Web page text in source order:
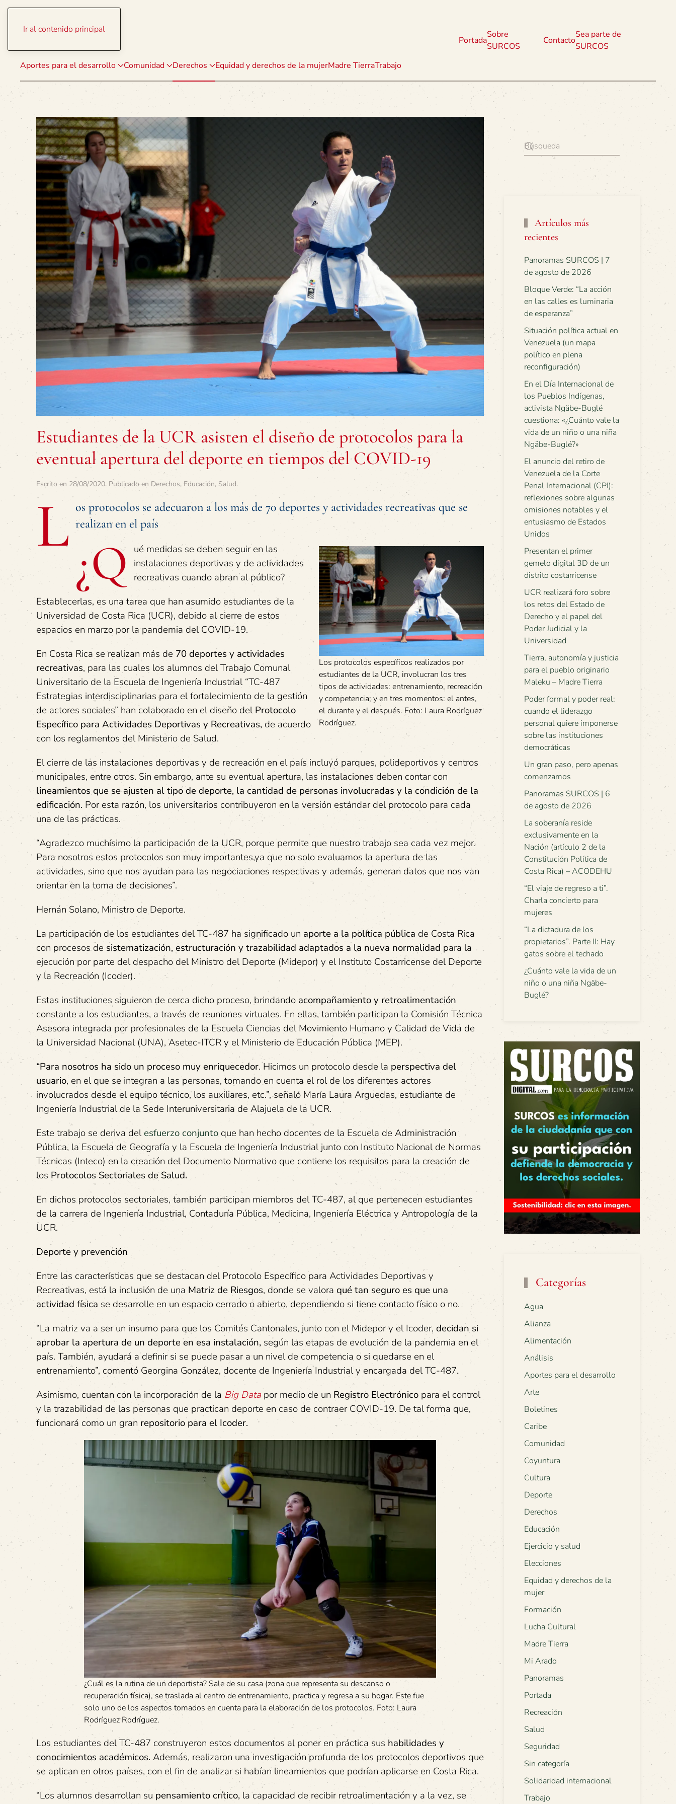
Ir al contenido principal
Aportes para el desarrollo Comunidad Derechos Equidad y derechos de la mujerMadre TierraTrabajo
Portada
Sobre
SURCOS
Contacto
Sea parte de
SURCOS
Estudiantes de la UCR asisten el diseño de protocolos para la
eventual apertura del deporte en tiempos del COVID-19
Escrito en 28/08/2020. Publicado en Derechos, Educación, Salud.
L os protocolos se adecuaron a los más de 70 deportes y actividades recreativas que se
realizan en el país
Los protocolos específicos realizados por
estudiantes de la UCR, involucran los tres
tipos de actividades: entrenamiento, recreación
y competencia; y en tres momentos: el antes,
el durante y el después. Foto: Laura Rodríguez
Rodríguez.
¿Q
ué medidas se deben seguir en las
instalaciones deportivas y de actividades
recreativas cuando abran al público?
Establecerlas, es una tarea que han asumido estudiantes de la
Universidad de Costa Rica (UCR), debido al cierre de estos
espacios en marzo por la pandemia del COVID-19.
En Costa Rica se realizan más de 70 deportes y actividades
recreativas, para las cuales los alumnos del Trabajo Comunal
Universitario de la Escuela de Ingeniería Industrial “TC-487
Estrategias interdisciplinarias para el fortalecimiento de la gestión
de actores sociales” han colaborado en el diseño delProtocolo
Específico para Actividades Deportivas y Recreativas, de acuerdo
con los reglamentos del Ministerio de Salud.
El cierre de las instalaciones deportivas y de recreación en el país incluyó parques, polideportivos y centros
municipales, entre otros. Sin embargo, ante su eventual apertura, las instalaciones deben contar con
lineamientos que se ajusten al tipo de deporte, la cantidad de personas involucradas y la condición de la
edificación. Por esta razón, los universitarios contribuyeron en la versión estándar del protocolo para cada
una de las prácticas.
“Agradezco muchísimo la participación de la UCR, porque permite que nuestro trabajo sea cada vez mejor.
Para nosotros estos protocolos son muy importantes,ya que no solo evaluamos la apertura de las
actividades, sino que nos ayudan para las negociaciones respectivas y además, generan datos que nos van
orientar en la toma de decisiones”.
Hernán Solano, Ministro de Deporte.
La participación de los estudiantes del TC-487 ha significado un aporte a la política pública de Costa Rica
con procesos de sistematización, estructuración y trazabilidad adaptados a la nueva normalidad para la
ejecución por parte del despacho del Ministro del Deporte (Midepor) y el Instituto Costarricense del Deporte
y la Recreación (Icoder).
Estas instituciones siguieron de cerca dicho proceso, brindando acompañamiento y retroalimentación
constante a los estudiantes, a través de reuniones virtuales. En ellas, también participan la Comisión Técnica
Asesora integrada por profesionales de la Escuela Ciencias del Movimiento Humano y Calidad de Vida de
la Universidad Nacional (UNA), Asetec-ITCR y el Ministerio de Educación Pública (MEP).
“Para nosotros ha sido un proceso muy enriquecedor. Hicimos un protocolo desde la perspectiva del
usuario, en el que se integran a las personas, tomando en cuenta el rol de los diferentes actores
involucrados desde el equipo técnico, los auxiliares, etc.”, señaló María Laura Arguedas, estudiante de
Ingeniería Industrial de la Sede Interuniversitaria de Alajuela de la UCR.
Este trabajo se deriva delesfuerzo conjunto que han hecho docentes de la Escuela de Administración
Pública, la Escuela de Geografía y la Escuela de Ingeniería Industrial junto con Instituto Nacional de Normas
Técnicas (Inteco) en la creación del Documento Normativo que contiene los requisitos para la creación de
los Protocolos Sectoriales de Salud.
En dichos protocolos sectoriales, también participan miembros del TC-487, al que pertenecen estudiantes
de la carrera de Ingeniería Industrial, Contaduría Pública, Medicina, Ingeniería Eléctrica y Antropología de la
UCR.
Deporte y prevención
Entre las características que se destacan del Protocolo Específico para Actividades Deportivas y
Recreativas, está la inclusión de una Matriz de Riesgos, donde se valora qué tan seguro es que una
actividad física se desarrolle en un espacio cerrado o abierto, dependiendo si tiene contacto físico o no.
“La matriz va a ser un insumo para que los Comités Cantonales, junto con el Midepor y el Icoder, decidan si
aprobar la apertura de un deporte en esa instalación, según las etapas de evolución de la pandemia en el
país. También, ayudará a definir si se puede pasar a un nivel de competencia o si quedarse en el
entrenamiento”, comentó Georgina González, docente de Ingeniería Industrial y encargada del TC-487.
Asimismo, cuentan con la incorporación de la Big Data por medio de un Registro Electrónico para el control
y la trazabilidad de las personas que practican deporte en caso de contraer COVID-19. De tal forma que,
funcionará como un gran repositorio para el Icoder.
¿Cuál es la rutina de un deportista? Sale de su casa (zona que representa su descanso o
recuperación física), se traslada al centro de entrenamiento, practica y regresa a su hogar. Este fue
solo uno de los aspectos tomados en cuenta para la elaboración de los protocolos. Foto: Laura
Rodríguez Rodríguez.
Los estudiantes del TC-487 construyeron estos documentos al poner en práctica sus habilidades y
conocimientos académicos. Además, realizaron una investigación profunda de los protocolos deportivos que
se aplican en otros países, con el fin de analizar si habían lineamientos que podrían aplicarse en Costa Rica.
“Los alumnos desarrollan su pensamiento crítico, la capacidad de recibir retroalimentación y a la vez, se
Artículos más
recientes
Panoramas SURCOS | 7
de agosto de 2026
Bloque Verde: “La acción
en las calles es luminaria
de esperanza”
Situación política actual en
Venezuela (un mapa
político en plena
reconfiguración)
En el Día Internacional de
los Pueblos Indígenas,
activista Ngäbe-Buglé
cuestiona: «¿Cuánto vale la
vida de un niño o una niña
Ngäbe-Buglé?»
El anuncio del retiro de
Venezuela de la Corte
Penal Internacional (CPI):
reflexiones sobre algunas
omisiones notables y el
entusiasmo de Estados
Unidos
Presentan el primer
gemelo digital 3D de un
distrito costarricense
UCR realizará foro sobre
los retos del Estado de
Derecho y el papel del
Poder Judicial y la
Universidad
Tierra, autonomía y justicia
para el pueblo originario
Maleku – Madre Tierra
Poder formal y poder real:
cuando el liderazgo
personal quiere imponerse
sobre las instituciones
democráticas
Un gran paso, pero apenas
comenzamos
Panoramas SURCOS | 6
de agosto de 2026
La soberanía reside
exclusivamente en la
Nación (artículo 2 de la
Constitución Política de
Costa Rica) – ACODEHU
“El viaje de regreso a ti”.
Charla concierto para
mujeres
“La dictadura de los
propietarios”. Parte II: Hay
gatos sobre el techado
¿Cuánto vale la vida de un
niño o una niña Ngäbe-
Buglé?
Categorías
Agua
Alianza
Alimentación
Análisis
Aportes para el desarrollo
Arte
Boletines
Caribe
Comunidad
Coyuntura
Cultura
Deporte
Derechos
Educación
Ejercicio y salud
Elecciones
Equidad y derechos de la
mujer
Formación
Lucha Cultural
Madre Tierra
Mi Arado
Panoramas
Portada
Recreación
Salud
Seguridad
Sin categoría
Solidaridad internacional
Trabajo